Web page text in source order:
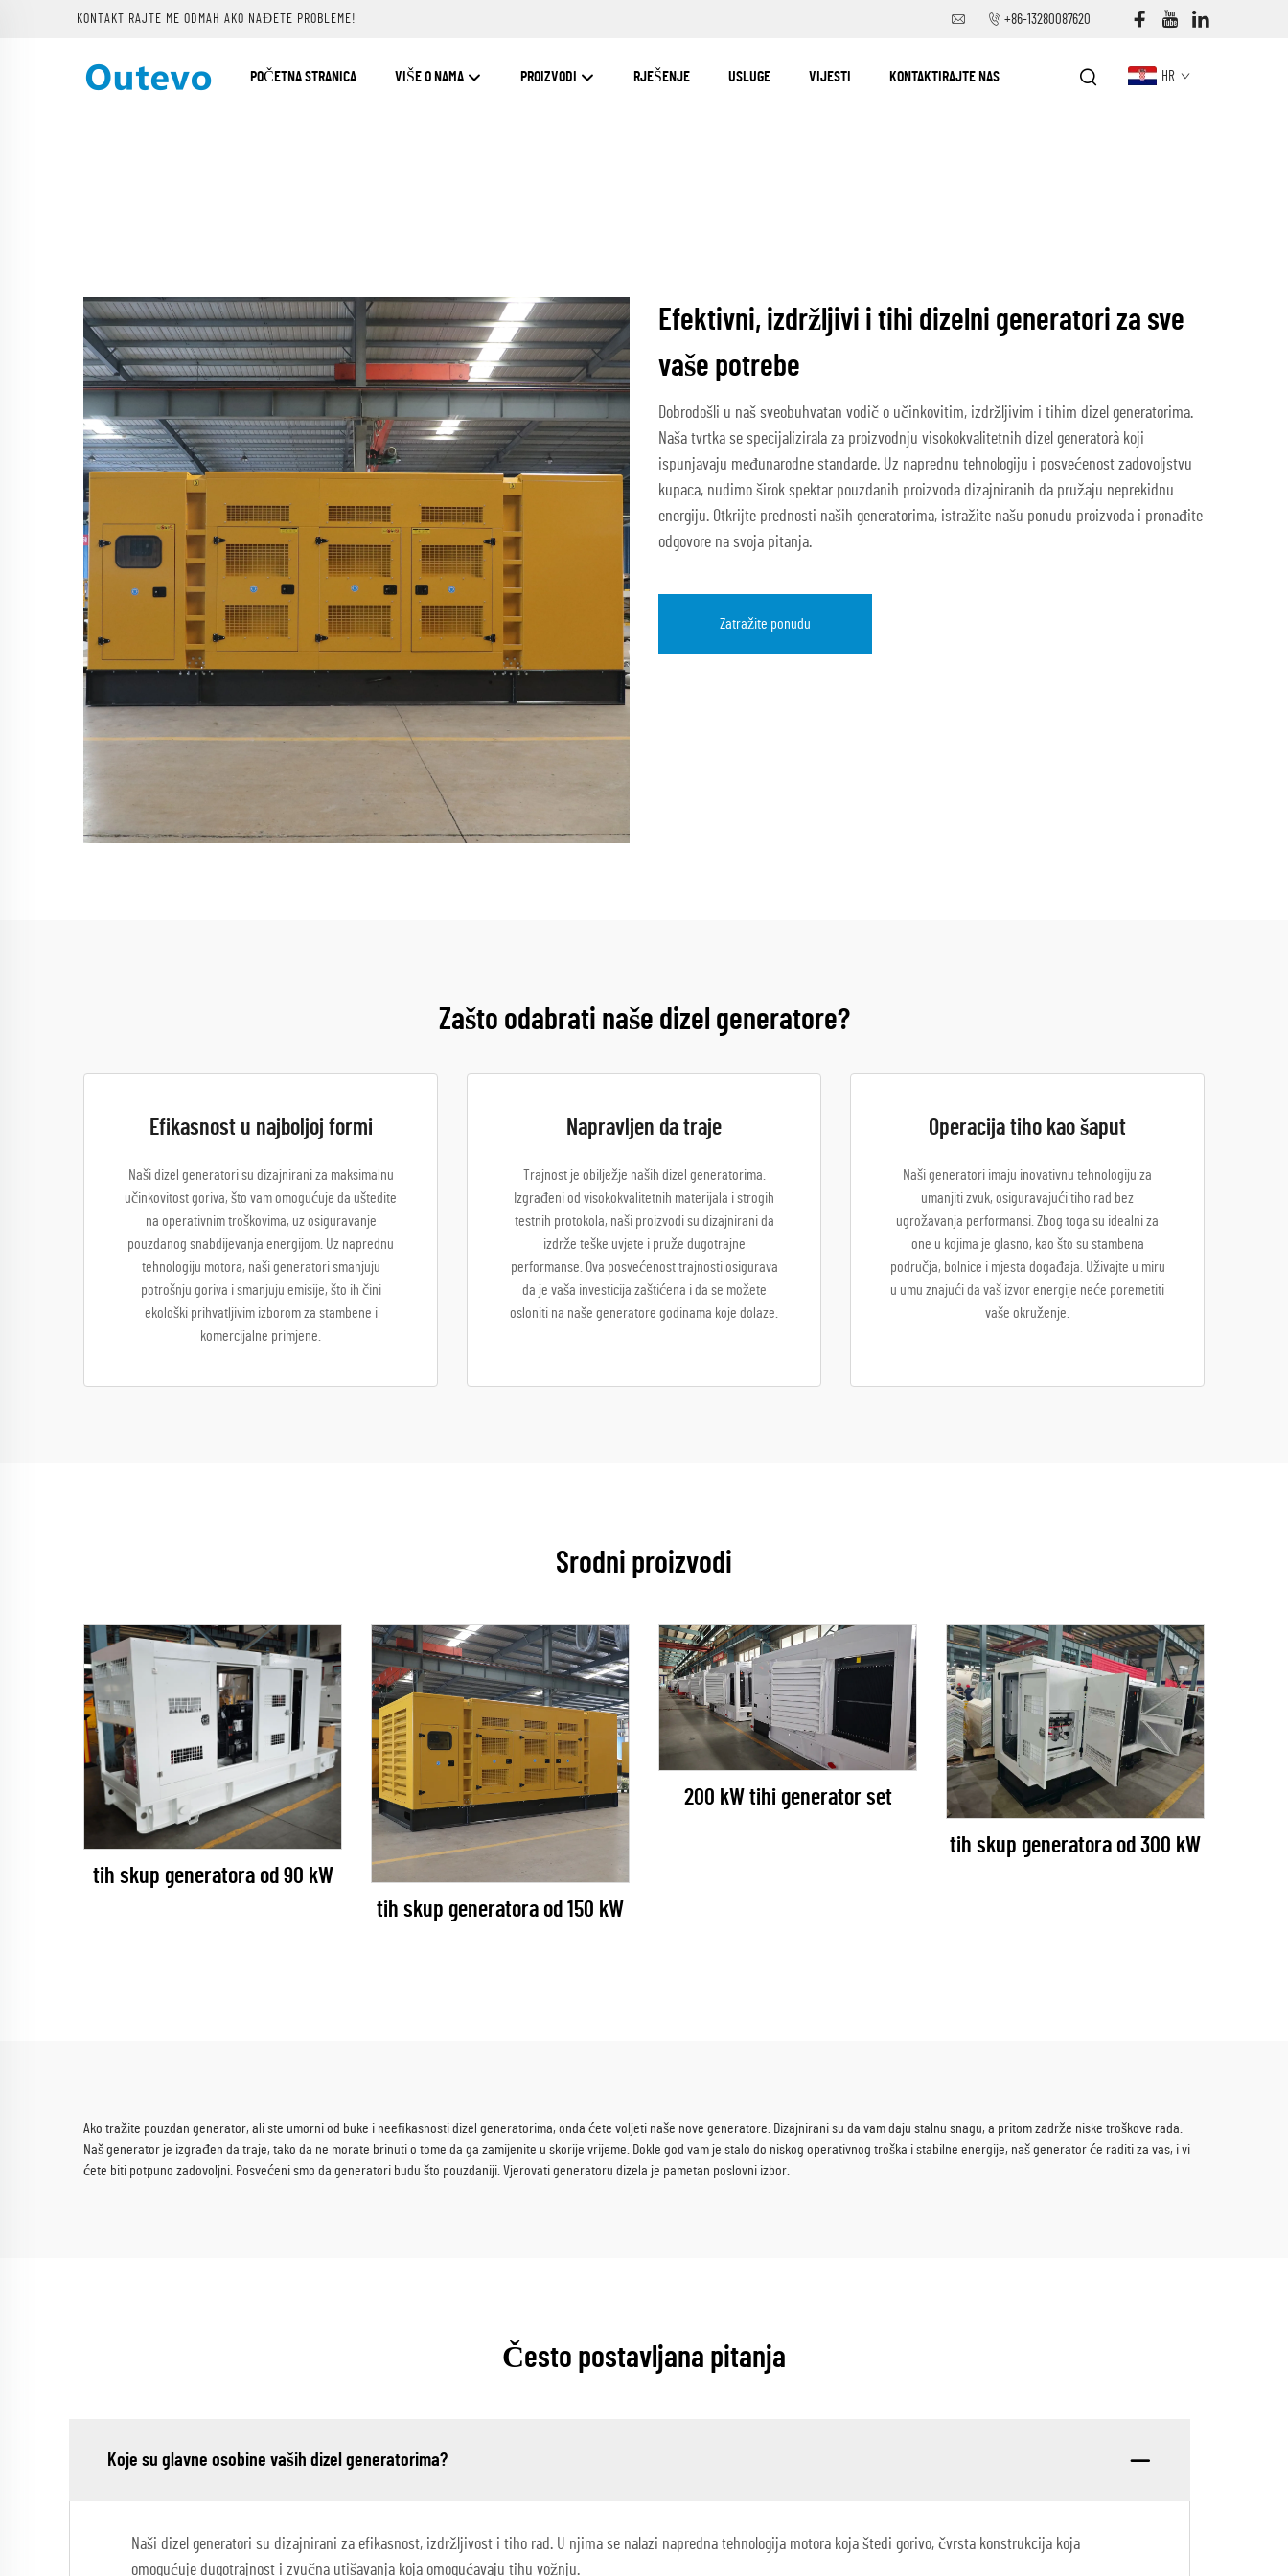
KONTAKTIRAJTE ME ODMAH AKO NAĐETE PROBLEME! +86-13280087620
POČETNA STRANICA VIŠE O NAMA PROIZVODI RJEŠENJE USLUGE VIJESTI KONTAKTIRAJTE NAS HR
Efektivni, izdržljivi i tihi dizelni generatori za sve
vaše potrebe
Dobrodošli u naš sveobuhvatan vodič o učinkovitim, izdržljivim i tihim dizel generatorima.
Naša tvrtka se specijalizirala za proizvodnju visokokvalitetnih dizel generatorâ koji
ispunjavaju međunarodne standarde. Uz naprednu tehnologiju i posvećenost zadovoljstvu
kupaca, nudimo širok spektar pouzdanih proizvoda dizajniranih da pružaju neprekidnu
energiju. Otkrijte prednosti naših generatorima, istražite našu ponudu proizvoda i pronađite
odgovore na svoja pitanja.
Zatražite ponudu
Zašto odabrati naše dizel generatore?
Efikasnost u najboljoj formi
Naši dizel generatori su dizajnirani za maksimalnu
učinkovitost goriva, što vam omogućuje da uštedite
na operativnim troškovima, uz osiguravanje
pouzdanog snabdijevanja energijom. Uz naprednu
tehnologiju motora, naši generatori smanjuju
potrošnju goriva i smanjuju emisije, što ih čini
ekološki prihvatljivim izborom za stambene i
komercijalne primjene.
Napravljen da traje
Trajnost je obilježje naših dizel generatorima.
Izgrađeni od visokokvalitetnih materijala i strogih
testnih protokola, naši proizvodi su dizajnirani da
izdrže teške uvjete i pruže dugotrajne
performanse. Ova posvećenost trajnosti osigurava
da je vaša investicija zaštićena i da se možete
osloniti na naše generatore godinama koje dolaze.
Operacija tiho kao šaput
Naši generatori imaju inovativnu tehnologiju za
umanjiti zvuk, osiguravajući tiho rad bez
ugrožavanja performansi. Zbog toga su idealni za
one u kojima je glasno, kao što su stambena
područja, bolnice i mjesta događaja. Uživajte u miru
u umu znajući da vaš izvor energije neće poremetiti
vaše okruženje.
Srodni proizvodi
tih skup generatora od 90 kW
tih skup generatora od 150 kW
200 kW tihi generator set
tih skup generatora od 300 kW
Ako tražite pouzdan generator, ali ste umorni od buke i neefikasnosti dizel generatorima, onda ćete voljeti naše nove generatore. Dizajnirani su da vam daju stalnu snagu, a pritom zadrže niske troškove rada.
Naš generator je izgrađen da traje, tako da ne morate brinuti o tome da ga zamijenite u skorije vrijeme. Dokle god vam je stalo do niskog operativnog troška i stabilne energije, naš generator će raditi za vas, i vi
ćete biti potpuno zadovoljni. Posvećeni smo da generatori budu što pouzdaniji. Vjerovati generatoru dizela je pametan poslovni izbor.
Često postavljana pitanja
Koje su glavne osobine vaših dizel generatorima?
Naši dizel generatori su dizajnirani za efikasnost, izdržljivost i tiho rad. U njima se nalazi napredna tehnologija motora koja štedi gorivo, čvrsta konstrukcija koja
omogućuje dugotrajnost i zvučna utišavanja koja omogućavaju tihu vožnju.